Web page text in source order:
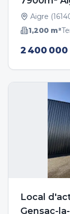
Aigre (
1,200 m²
2 400
Local
Gensac-